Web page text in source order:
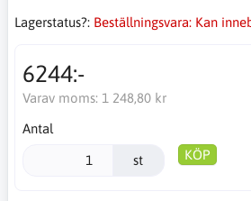
Lagerstatus?: Beställningsvara: Kan
6244:-
Varav moms: 1 248,80 kr
Antal
st KÖP